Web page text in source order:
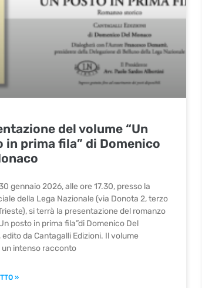
del volume “Un
in prima fila” di Domenico
gennaio 2026, alle ore 17.30, presso la
della Lega Nazionale (via Donota 2, terzo
si terrà la presentazione del romanzo
posto in prima fila”di Domenico Del
edito da Cantagalli Edizioni. Il volume
un intenso racconto
»